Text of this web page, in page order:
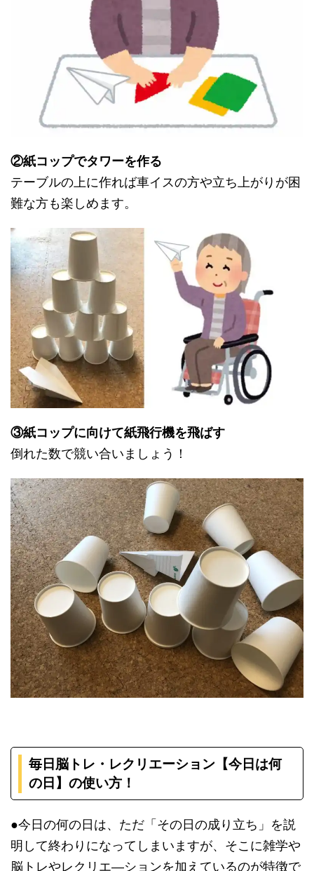
②紙コップでタワーを作る
テーブルの上に作れば車イスの方や立ち上がりが困
難な方も楽しめます。
③紙コップに向けて紙飛行機を飛ばす
倒れた数で競い合いましょう！
毎日脳トレ・レクリエーション【今日は何
の日】の使い方！
●今日の何の日は、ただ「その日の成り立ち」を説
明して終わりになってしまいますが、そこに雑学や
脳トレやレクリエ―ションを加えているのが特徴で